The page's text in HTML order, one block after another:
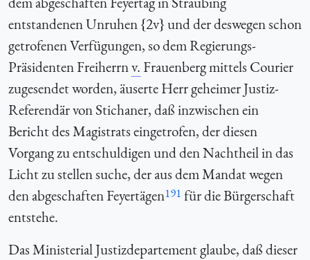
entstandenen Unruhen {2v} und der deswegen schon
getrofenen Verfügungen, so dem Regierungs-
Präsidenten Freiherrnv.Frauenberg mittels Courier
zugesendet worden, äuserte Herr geheimer Justiz-
Referendär von Stichaner, daß inzwischen ein
Bericht des Magistrats eingetrofen, der diesen
Vorgang zu entschuldigen und den Nachtheil in das
Licht zu stellen suche, der aus dem Mandat wegen
den abgeschaften Feyertägen191 für die Bürgerschaft
entstehe.
Das Ministerial Justizdepartement glaube, daß dieser